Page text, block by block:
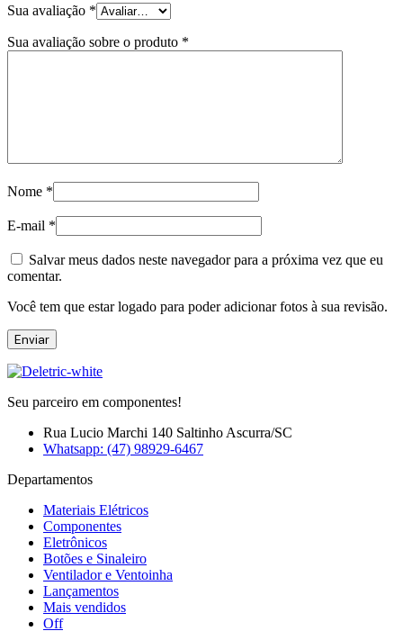
Sua avaliação *
Sua avaliação sobre o produto *
Nome *
E-mail *
Salvar meus dados neste navegador para a próxima vez que eu
comentar.
Você tem que estar logado para poder adicionar fotos à sua revisão.
Seu parceiro em componentes!
Rua Lucio Marchi 140 Saltinho Ascurra/SC
Whatsapp: (47) 98929-6467
Departamentos
Materiais Elétricos
Componentes
Eletrônicos
Botões e Sinaleiro
Ventilador e Ventoinha
Lançamentos
Mais vendidos
Off